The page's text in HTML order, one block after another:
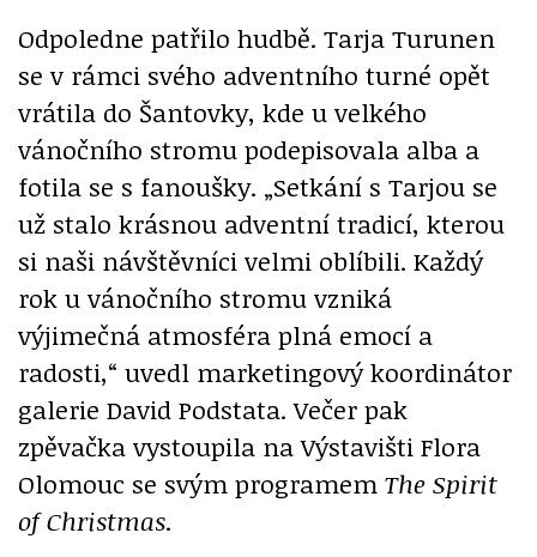
Odpoledne patřilo hudbě. Tarja Turunen
se v rámci svého adventního turné opět
vrátila do Šantovky, kde u velkého
vánočního stromu podepisovala alba a
fotila se s fanoušky. „Setkání s Tarjou se
už stalo krásnou adventní tradicí, kterou
si naši návštěvníci velmi oblíbili. Každý
rok u vánočního stromu vzniká
výjimečná atmosféra plná emocí a
radosti,“ uvedl marketingový koordinátor
galerie David Podstata. Večer pak
zpěvačka vystoupila na Výstavišti Flora
Olomouc se svým programem The Spirit
of Christmas.